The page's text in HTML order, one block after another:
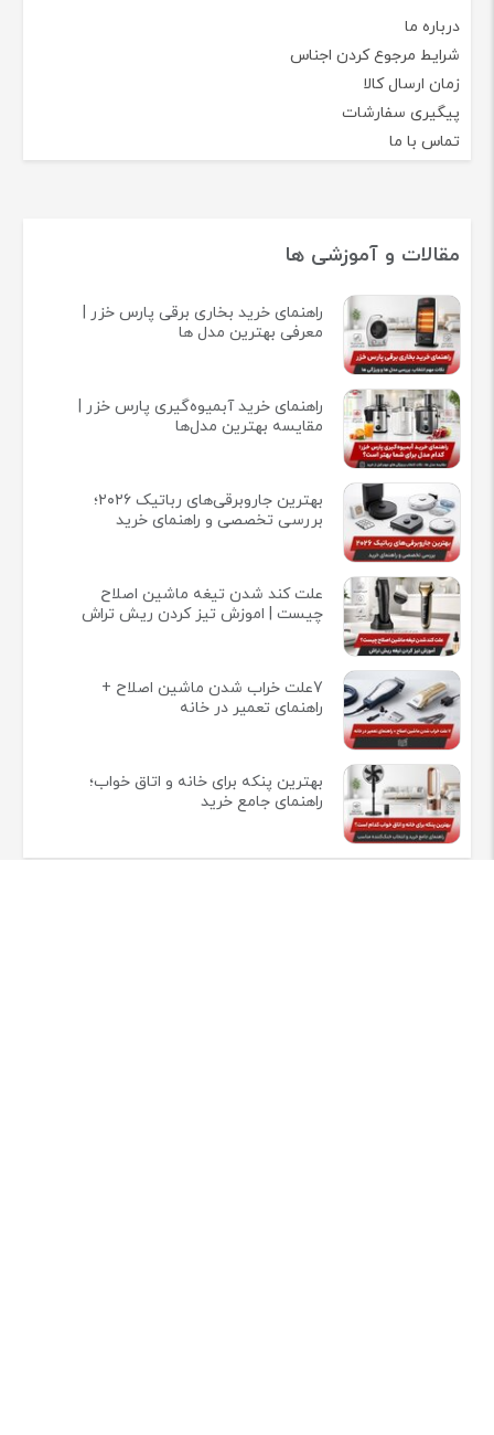
درباره ما
شرایط مرجوع کردن اجناس
زمان ارسال کالا
پیگیری سفارشات
تماس با ما
مقالات و آموزشی ها
راهنمای خرید بخاری برقی پارس خزر |
معرفی بهترین مدل ها
راهنمای خرید آبمیوه‌گیری پارس خزر |
مقایسه بهترین مدل‌ها
بهترین جاروبرقی‌های رباتیک ۲۰۲۶؛
بررسی تخصصی و راهنمای خرید
علت کند شدن تیغه ماشین اصلاح
چیست | اموزش تیز کردن ریش تراش
7علت خراب شدن ماشین اصلاح +
راهنمای تعمیر در خانه
بهترین پنکه برای خانه و اتاق خواب؛
راهنمای جامع خرید